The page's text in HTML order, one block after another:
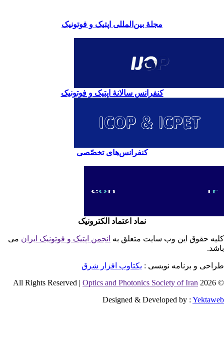
مجلۀ بین‌المللی اپتیک و فوتونیک
کنفرانس سالانۀ اپتیک و فوتونیک
کنفرانس‌های تخصّصی
نماد اعتماد الکترونیک
حقوق این وب سایت متعلق بهانجمن اپتیک و فوتونیک ایران می
و برنامه نویسی : یکتاوب افزار شرق
©
Optics and Photonics Society of Iran
Designed & Developed by :